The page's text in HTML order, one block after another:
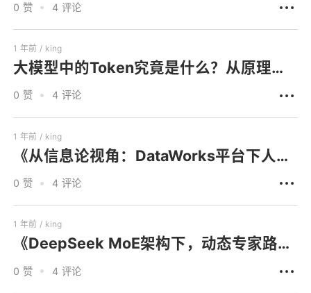
0 赞 4 评论
1 年前 / king
大模型中的Token究竟是什么？从原理到作用深度解析
0 赞 4 评论
1 年前 / king
《从信息论视角：DataWorks平台下人工智能探寻最优数据编码的深度剖析》
0 赞 4 评论
1 年前 / king
《DeepSeek MoE架构下，动态专家路由优化全解析》
0 赞 4 评论